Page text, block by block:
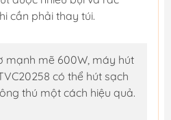
cần phải thay túi.
mạnh mẽ 600W, máy hút
có thể hút sạch
thú một cách hiệu quả.